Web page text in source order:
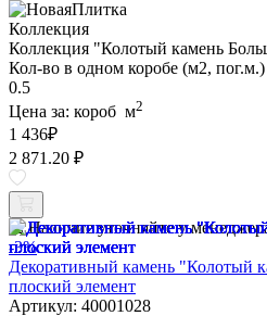
Коллекция
Коллекция "Колотый камень
Кол-во в одном коробе (м2, пог.м.)
0.5
Цена за: короб м2
1 436₽
2 871.20 ₽
Наличие уточняйте у
-3%
Декоративный камень "Колотый
плоский элемент
Артикул: 40001028